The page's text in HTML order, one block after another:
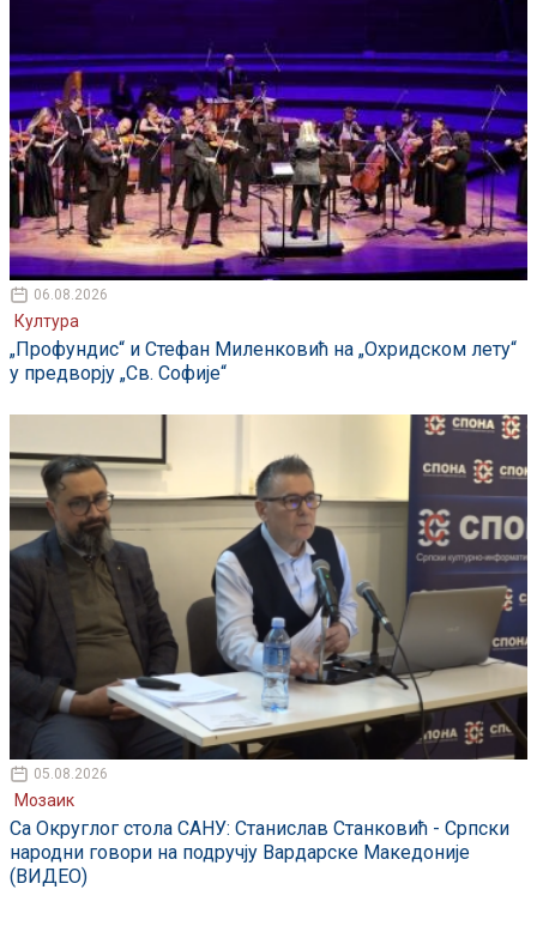
06.08.2026
Култура
„Профундис“ и Стефан Миленковић на „Охридском лету“
у предворју „Св. Софије“
05.08.2026
Мозаик
Са Округлог стола САНУ: Станислав Станковић - Српски
народни говори на подручју Вардарске Македоније
(ВИДЕО)